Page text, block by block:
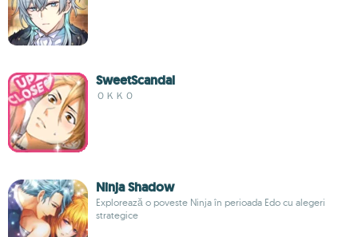
SweetScandal
ＯＫＫＯ
Ninja Shadow
Explorează o poveste Ninja în perioada Edo cu alegeri
strategice